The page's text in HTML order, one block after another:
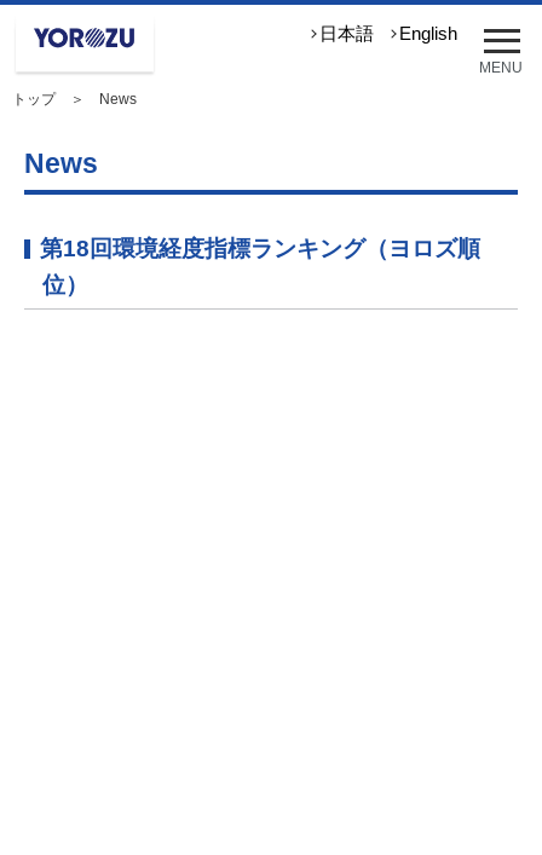
メ
ニ
ュ
MENU
日本語 English
トップ＞ News
News
第18回環境経度指標ランキング（ヨロズ順
位）